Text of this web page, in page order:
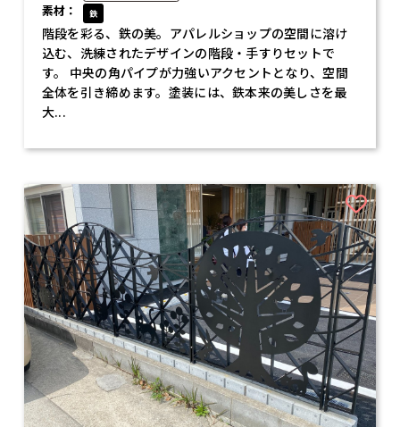
素材： 鉄
階段を彩る、鉄の美。アパレルショップの空間に溶け
込む、洗練されたデザインの階段・手すりセットで
す。 中央の角パイプが力強いアクセントとなり、空間
全体を引き締めます。塗装には、鉄本来の美しさを最
大...